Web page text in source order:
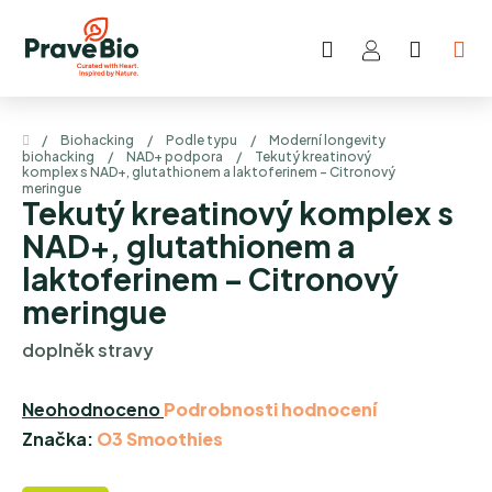
obsah
Hledat
Domů
/ Biohacking / Podle typu /
Moderní longevity
biohacking
/ NAD+ podpora /
Tekutý kreatinový
komplex s NAD+, glutathionem a laktoferinem – Citronový
meringue
Tekutý kreatinový komplex s
NAD+, glutathionem a
laktoferinem – Citronový
meringue
doplněk stravy
Průměrné
hodnocení
NeohodnocenoPodrobnosti hodnocení
Značka: O3 Smoothies